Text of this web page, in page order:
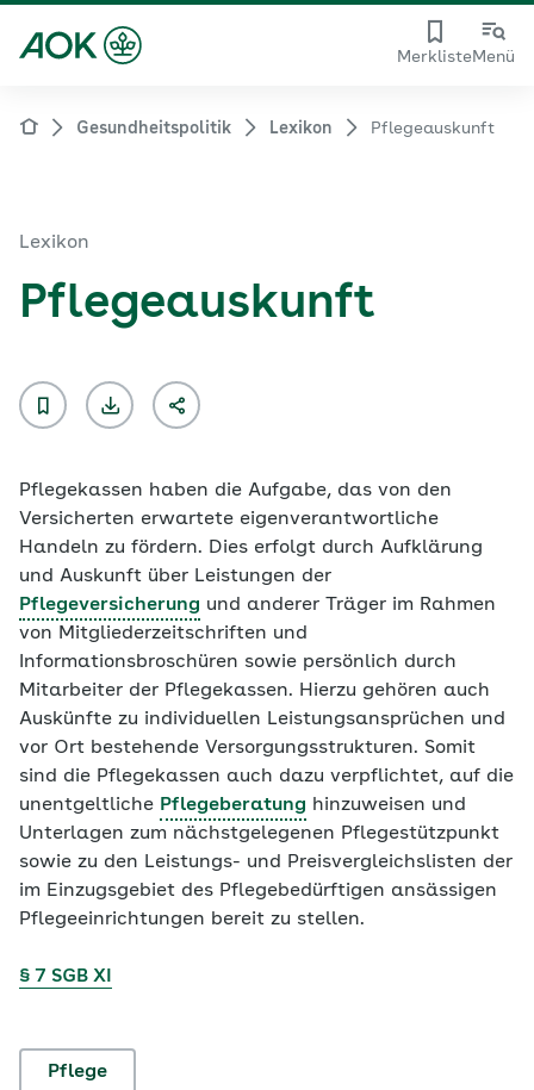
MerklisteMenü
Gesundheitspolitik Lexikon Pflegeauskunft
Lexikon
Pflegeauskunft
Pflegekassen haben die Aufgabe, das von den
Versicherten erwartete eigenverantwortliche
Handeln zu fördern. Dies erfolgt durch Aufklärung
und Auskunft über Leistungen der
Pflegeversicherung und anderer Träger im Rahmen
von Mitgliederzeitschriften und
Informationsbroschüren sowie persönlich durch
Mitarbeiter der Pflegekassen. Hierzu gehören auch
Auskünfte zu individuellen Leistungsansprüchen und
vor Ort bestehende Versorgungsstrukturen. Somit
sind die Pflegekassen auch dazu verpflichtet, auf die
unentgeltliche Pflegeberatung hinzuweisen und
Unterlagen zum nächstgelegenen Pflegestützpunkt
sowie zu den Leistungs- und Preisvergleichslisten der
im Einzugsgebiet des Pflegebedürftigen ansässigen
Pflegeeinrichtungen bereit zu stellen.
§ 7 SGB XI
Pflege